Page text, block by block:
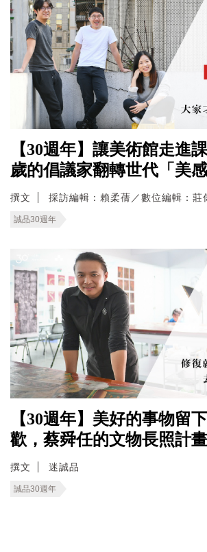
【30週年】讓美術館走進
歲的倡議家翻轉世代「美感
撰文 採訪編輯：賴柔蒨／數位編輯：莊
誠品30週年
【30週年】美好的事物留
歡，蔡舜任的文物長照計畫
撰文 迷誠品
誠品30週年